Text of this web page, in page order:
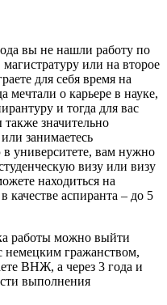
вы не нашли работу по
или на второе
для себя время на
о карьере в науке,
и тогда для вас
значительно
занимаетесь
в университете, вам нужно
визу или визу
находиться на
качестве аспиранта – до 5
работы можно выйти
немецким гражанством,
ВНЖ, а через 3 года и
выполнения